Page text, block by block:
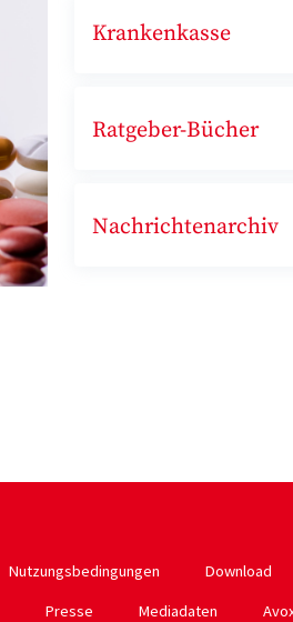
Krankenkasse
Ratgeber-Bücher
Nachrichtenarchiv
Nutzungsbedingungen Download
Presse Mediadaten